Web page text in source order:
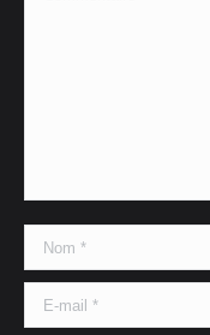
Nom *
E-mail *